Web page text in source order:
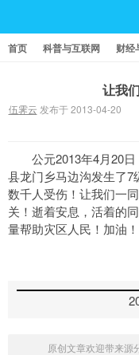
首页 科普与互联网 财经
让我
伍霁云 发布于 2013-04-20
公元2013年4月20
县龙门乡马边沟发生了7
数千人受伤！让我们一
关！逝着安息，活着的
量帮助灾区人民！加油！
原创文章欢迎带来源